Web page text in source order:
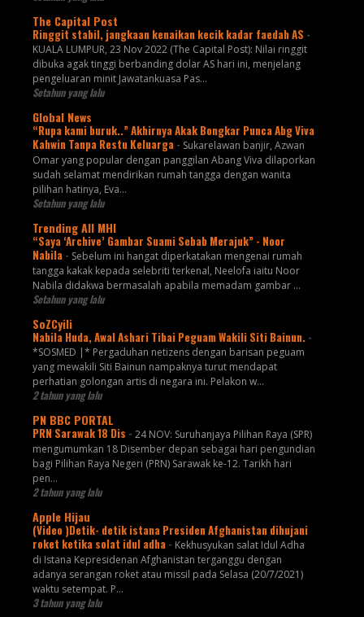
The Capital Post
Ringgit stabil, jangkaan kenaikan kecik kadar faedah AS -
KUALA LUMPUR, 23 Nov 2022 (The Capital Post): Nilai ringgit
dibuka agak tinggi berbanding dolar AS hari ini, menjelang
pengeluaran minit Jawatankuasa Pas...
Setahun yang lalu
Global News
“Rupa kami buruk..” Akhirnya Akak Bongkar Punca Abg Viva
Kahwin Tanpa Restu Keluarga - Sukarelawan banjir, Azwan
Omar yang popular dengan panggilan Abang Viva dilaporkan
sudah selamat mendirikan rumah tangga dengan wanita
pilihan hatinya, Eva...
Setahun yang lalu
Trending All MHI
“Saya ‘Archive’ Gambar Suami Sebab Merajuk” - Noor
Nabila - Sebelum ini hangat diperkatakan mengenai rumah
tangga kakak kepada selebriti terkenal, Neelofa iaitu Noor
Nabila didakwa bermasalah apabila memadam gambar ...
Setahun yang lalu
SoZCyili
Nabila Huda, Awal Ashari Tibai Peguam Wakili Siti Bainun. -
*SOSMED |* Pergaduhan netizens dengan barisan peguam
yang mewakili Siti Bainun nampaknya turut mendapat
perhatian golongan artis di negara ini. Pelakon w...
2 tahun yang lalu
PN BBC PORTAL
PRN Sarawak 18 Dis - 24 NOV: Suruhanjaya Pilihan Raya (SPR)
mengumumkan 18 Disember depan sebagai hari pengundian
bagi Pilihan Raya Negeri (PRN) Sarawak ke-12. Tarikh hari
pen...
2 tahun yang lalu
Apple Hijau
(Video )Detik- detik istana Presiden Afghanistan dihujani
roket ketika solat idul adha - Kekhusyukan salat Idul Adha
di Istana Kepresidenan Afghanistan terganggu dengan
adanya serangan roket atau missil pada Selasa (20/7/2021)
waktu setempat. P...
3 tahun yang lalu